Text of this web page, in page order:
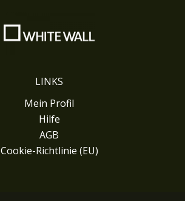
LINKS
Mein Profil
Hilfe
AGB
Cookie-Richtlinie (EU)